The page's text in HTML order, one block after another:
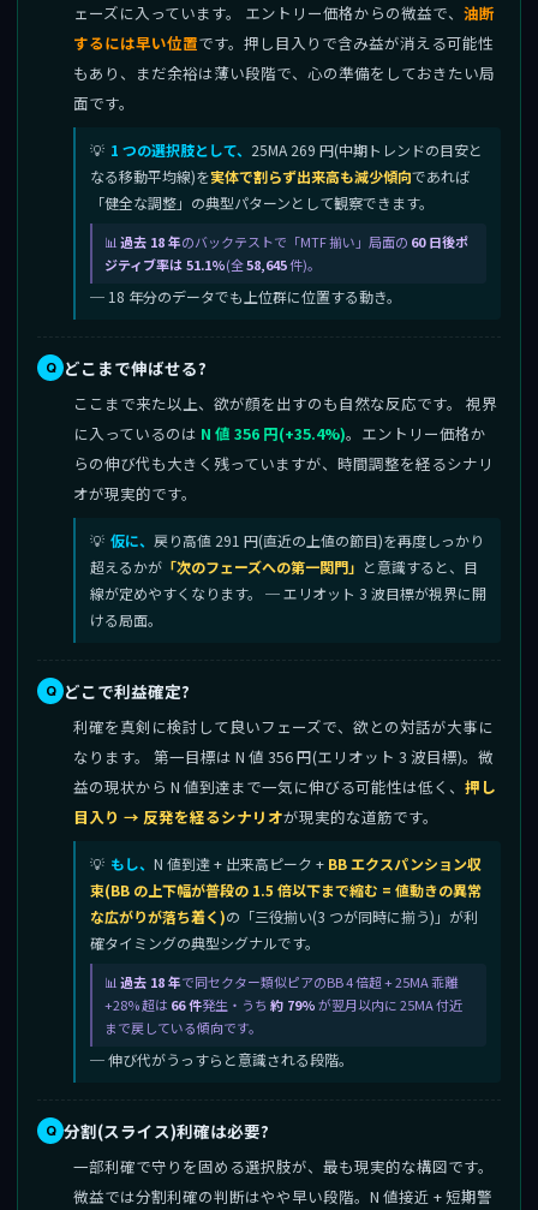
ェーズに入っています。 エントリー価格からの微益で、 油断
するには早い位置です。押し目入りで含み益が消える可能性
もあり、まだ余裕は薄い段階で、心の準備をしておきたい局
面です。
1 つの選択肢として、 25MA 269 円(中期トレンドの目安と
なる移動平均線)を実体で割らず出来高も減少傾向であれば
「健全な調整」の典型パターンとして観察できます。
過去 18 年のバックテストで「MTF 揃い」局面の 60 日後ポ
ジティブ率は 51.1%(全58,645件)。
─ 18 年分のデータでも上位群に位置する動き。
どこまで伸ばせる?
ここまで来た以上、欲が顔を出すのも自然な反応です。 視界
に入っているのは N 値 356 円(+35.4%)。エントリー価格か
らの伸び代も大きく残っていますが、時間調整を経るシナリ
オが現実的です。
仮に、 戻り高値 291 円(直近の上値の節目)を再度しっかり
超えるかが 「次のフェーズへの第一関門」 と意識すると、目
線が定めやすくなります。 ─ エリオット 3 波目標が視界に開
ける局面。
どこで利益確定?
利確を真剣に検討して良いフェーズで、欲との対話が大事に
なります。 第一目標は N 値 356 円(エリオット 3 波目標)。微
益の現状から N 値到達まで一気に伸びる可能性は低く、 押し
目入り → 反発を経るシナリオが現実的な道筋です。
もし、 N 値到達 + 出来高ピーク + BB エクスパンション収
束(BB の上下幅が普段の 1.5 倍以下まで縮む = 値動きの異常
な広がりが落ち着く)の「三役揃い(3 つが同時に揃う)」が利
確タイミングの典型シグナルです。
過去 18 年で同セクター類似ピアのBB 4 倍超 + 25MA 乖離
+28% 超は 66 件発生・うち 約 79%が翌月以内に 25MA 付近
まで戻している傾向です。
─ 伸び代がうっすらと意識される段階。
分割(スライス)利確は必要?
一部利確で守りを固める選択肢が、最も現実的な構図です。
微益では分割利確の判断はやや早い段階。N 値接近 + 短期警